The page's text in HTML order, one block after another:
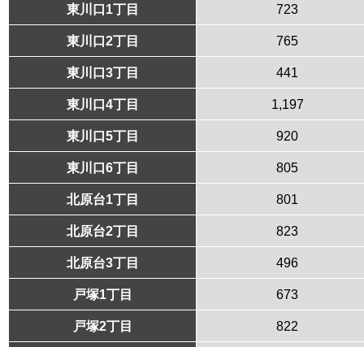
東川口1丁目 723
東川口2丁目 765
東川口3丁目 441
東川口4丁目 1,197
東川口5丁目 920
東川口6丁目 805
北原台1丁目 801
北原台2丁目 823
北原台3丁目 496
戸塚1丁目 673
戸塚2丁目 822